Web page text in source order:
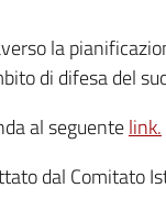
la
di difesa del
al seguentelink.
dal Comitato